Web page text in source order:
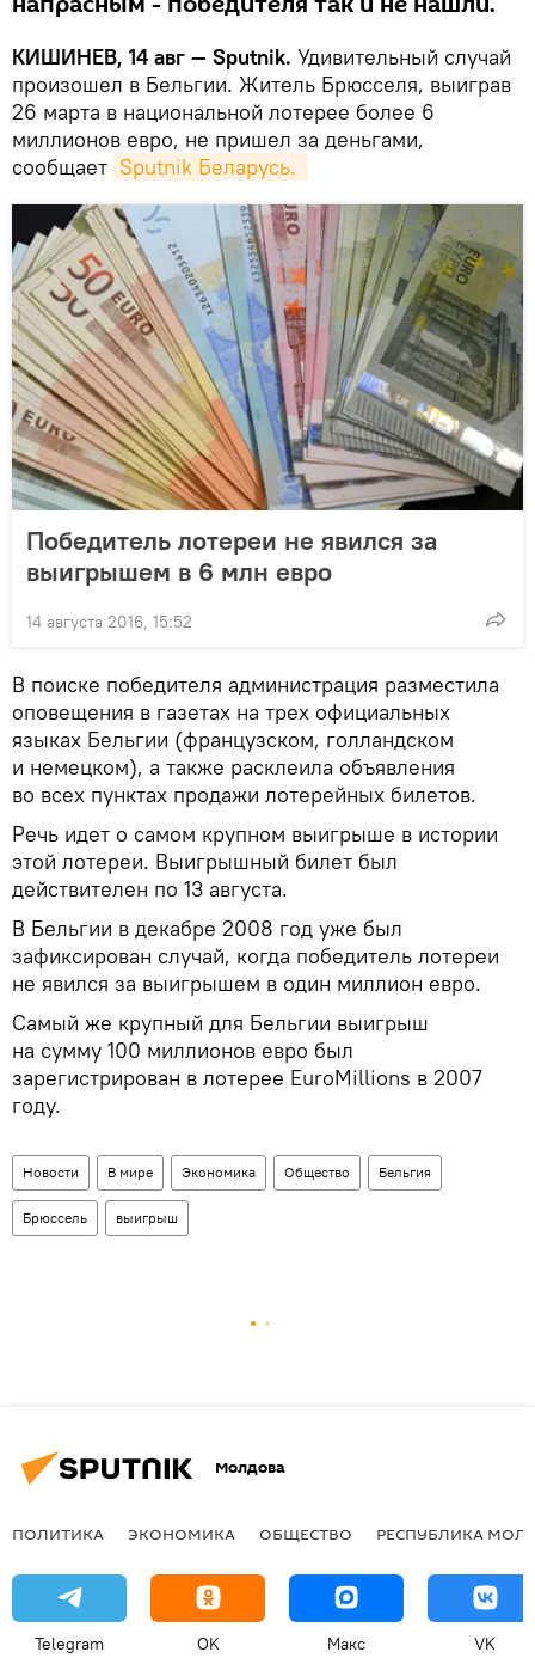
КИШИНЕВ, 14 авг — Sputnik. Удивительный случай
произошел в Бельгии. Житель Брюсселя, выиграв
26 марта в национальной лотерее более 6
миллионов евро, не пришел за деньгами,
сообщает Sputnik Беларусь.
Победитель лотереи не явился за
выигрышем в 6 млн евро
14 августа 2016, 15:52
В поиске победителя администрация разместила
оповещения в газетах на трех официальных
языках Бельгии (французском, голландском
и немецком), а также расклеила объявления
во всех пунктах продажи лотерейных билетов.
Речь идет о самом крупном выигрыше в истории
этой лотереи. Выигрышный билет был
действителен по 13 августа.
В Бельгии в декабре 2008 год уже был
зафиксирован случай, когда победитель лотереи
не явился за выигрышем в один миллион евро.
Самый же крупный для Бельгии выигрыш
на сумму 100 миллионов евро был
зарегистрирован в лотерее EuroMillions в 2007
году.
Новости В мире Экономика Общество Бельгия
Брюссель выигрыш
Молдова
ПОЛИТИКА ЭКОНОМИКА ОБЩЕСТВО РЕСПУБЛИКА
Telegram OK Макс VK